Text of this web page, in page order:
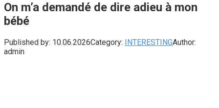
On m’a demandé de dire adieu à mon
bébé
Published by: 10.06.2026Category: INTERESTINGAuthor:
admin